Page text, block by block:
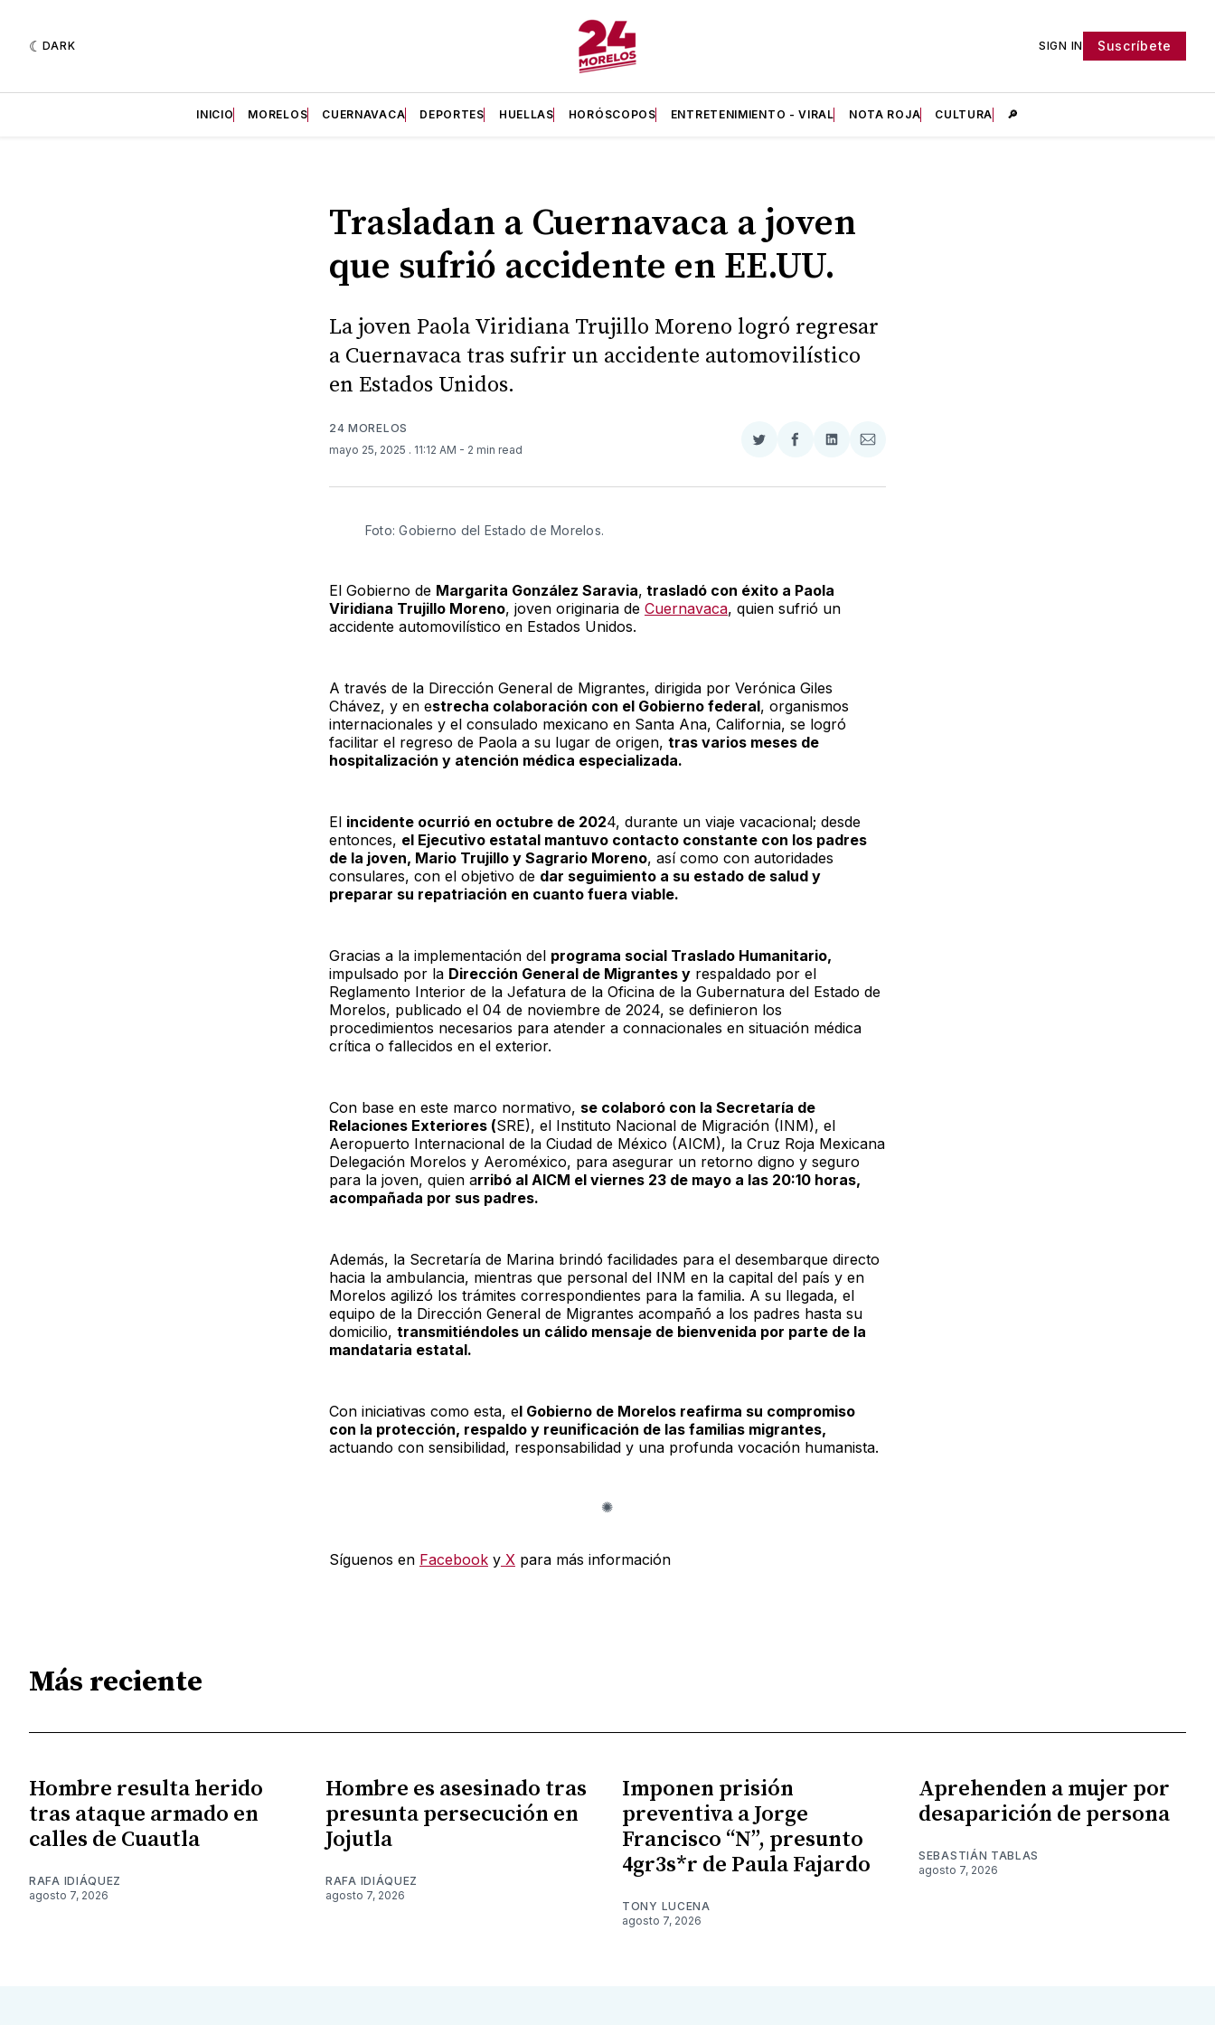
DARK SIGN IN Suscríbete
INICIO MORELOS CUERNAVACA DEPORTES HUELLAS HORÓSCOPOS ENTRETENIMIENTO - VIRAL NOTA ROJA CULTURA 🔎
Trasladan a Cuernavaca a joven
que sufrió accidente en EE.UU.
La joven Paola Viridiana Trujillo Moreno logró regresar
a Cuernavaca tras sufrir un accidente automovilístico
en Estados Unidos.
24 MORELOS
mayo 25, 2025 . 11:12 AM - 2 min read
Compartir
Twitter
Compartir
Facebook
Compartir
LinkedIn
Compartir
Email
Foto: Gobierno del Estado de Morelos.
El Gobierno de Margarita González Saravia, trasladó con éxito a Paola
Viridiana Trujillo Moreno, joven originaria de Cuernavaca, quien sufrió un
accidente automovilístico en Estados Unidos.
A través de la Dirección General de Migrantes, dirigida por Verónica Giles
Chávez, y en estrecha colaboración con el Gobierno federal, organismos
internacionales y el consulado mexicano en Santa Ana, California, se logró
facilitar el regreso de Paola a su lugar de origen, tras varios meses de
hospitalización y atención médica especializada.
El incidente ocurrió en octubre de 2024, durante un viaje vacacional; desde
entonces, el Ejecutivo estatal mantuvo contacto constante con los padres
de la joven, Mario Trujillo y Sagrario Moreno, así como con autoridades
consulares, con el objetivo de dar seguimiento a su estado de salud y
preparar su repatriación en cuanto fuera viable.
Gracias a la implementación del programa social Traslado Humanitario,
impulsado por la Dirección General de Migrantes yrespaldado por el
Reglamento Interior de la Jefatura de la Oficina de la Gubernatura del Estado de
Morelos, publicado el 04 de noviembre de 2024, se definieron los
procedimientos necesarios para atender a connacionales en situación médica
crítica o fallecidos en el exterior.
Con base en este marco normativo, se colaboró con la Secretaría de
Relaciones Exteriores (SRE), el Instituto Nacional de Migración (INM), el
Aeropuerto Internacional de la Ciudad de México (AICM), la Cruz Roja Mexicana
Delegación Morelos y Aeroméxico, para asegurar un retorno digno y seguro
para la joven, quien arribó al AICM el viernes 23 de mayo a las 20:10 horas,
acompañada por sus padres.
Además, la Secretaría de Marina brindó facilidades para el desembarque directo
hacia la ambulancia, mientras que personal del INM en la capital del país y en
Morelos agilizó los trámites correspondientes para la familia. A su llegada, el
equipo de la Dirección General de Migrantes acompañó a los padres hasta su
domicilio, transmitiéndoles un cálido mensaje de bienvenida por parte de la
mandataria estatal.
Con iniciativas como esta, el Gobierno de Morelos reafirma su compromiso
con la protección, respaldo y reunificación de las familias migrantes,
actuando con sensibilidad, responsabilidad y una profunda vocación humanista.
Síguenos en FacebookyX para más información
Más reciente
Hombre resulta herido
tras ataque armado en
calles de Cuautla
RAFA IDIÁQUEZ
agosto 7, 2026
Hombre es asesinado tras
presunta persecución en
Jojutla
RAFA IDIÁQUEZ
agosto 7, 2026
Imponen prisión
preventiva a Jorge
Francisco “N”, presunto
4gr3s*r de Paula Fajardo
TONY LUCENA
agosto 7, 2026
Aprehenden a mujer por
desaparición de persona
SEBASTIÁN TABLAS
agosto 7, 2026